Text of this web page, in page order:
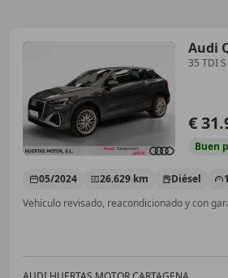
Audi
35 TDI
€
Buen
05/2024 26.629 km Diésel
Vehículo revisado, reacondicionado y con